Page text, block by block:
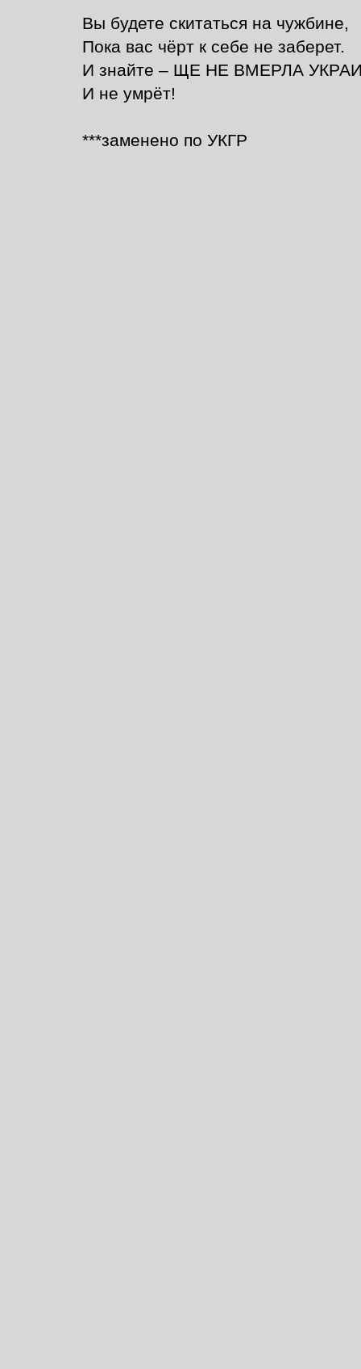
Вы будете скитаться на чужбине,
Пока вас чёрт к себе не заберет.
И знайте – ЩЕ НЕ ВМЕРЛА
И не умрёт!
***заменено по УКГР